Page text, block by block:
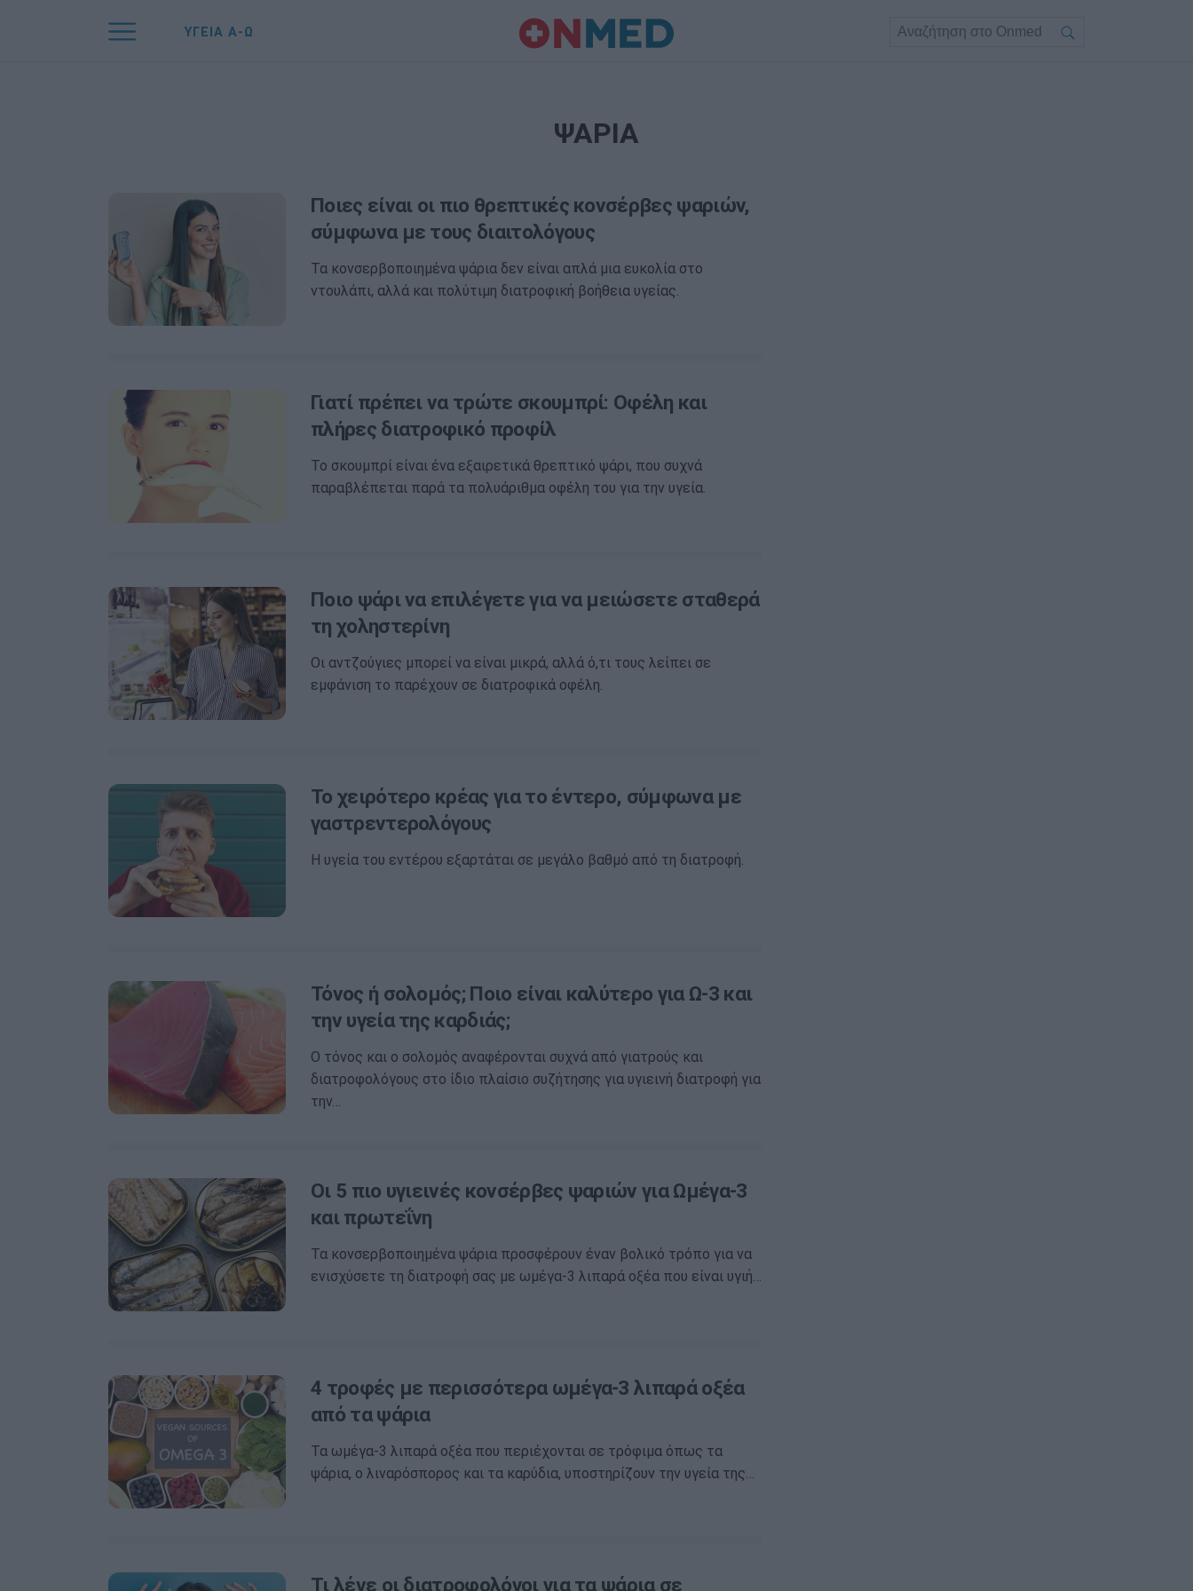
ΥΓΕΙΑ Α-Ω
ΨΑΡΙΑ
Ποιες είναι οι πιο θρεπτικές κονσέρβες ψαριών,
σύμφωνα με τους διαιτολόγους
Τα κονσερβοποιημένα ψάρια δεν είναι απλά μια ευκολία στο
ντουλάπι, αλλά και πολύτιμη διατροφική βοήθεια υγείας.
Γιατί πρέπει να τρώτε σκουμπρί: Οφέλη και
πλήρες διατροφικό προφίλ
Το σκουμπρί είναι ένα εξαιρετικά θρεπτικό ψάρι, που συχνά
παραβλέπεται παρά τα πολυάριθμα οφέλη του για την υγεία.
Ποιο ψάρι να επιλέγετε για να μειώσετε σταθερά
τη χοληστερίνη
Οι αντζούγιες μπορεί να είναι μικρά, αλλά ό,τι τους λείπει σε
εμφάνιση το παρέχουν σε διατροφικά οφέλη.
Το χειρότερο κρέας για το έντερο, σύμφωνα με
γαστρεντερολόγους
Η υγεία του εντέρου εξαρτάται σε μεγάλο βαθμό από τη διατροφή.
Τόνος ή σολομός; Ποιο είναι καλύτερο για Ω-3 και
την υγεία της καρδιάς;
Ο τόνος και ο σολομός αναφέρονται συχνά από γιατρούς και
διατροφολόγους στο ίδιο πλαίσιο συζήτησης για υγιεινή διατροφή για
την…
Οι 5 πιο υγιεινές κονσέρβες ψαριών για Ωμέγα-3
και πρωτεΐνη
Τα κονσερβοποιημένα ψάρια προσφέρουν έναν βολικό τρόπο για να
ενισχύσετε τη διατροφή σας με ωμέγα-3 λιπαρά οξέα που είναι υγιή…
4 τροφές με περισσότερα ωμέγα-3 λιπαρά οξέα
από τα ψάρια
Τα ωμέγα-3 λιπαρά οξέα που περιέχονται σε τρόφιμα όπως τα
ψάρια, ο λιναρόσπορος και τα καρύδια, υποστηρίζουν την υγεία της…
Τι λένε οι διατροφολόγοι για τα ψάρια σε